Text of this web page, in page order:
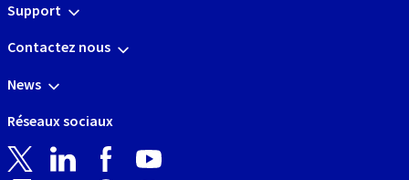
Support
Contactez nous
News
Réseaux sociaux